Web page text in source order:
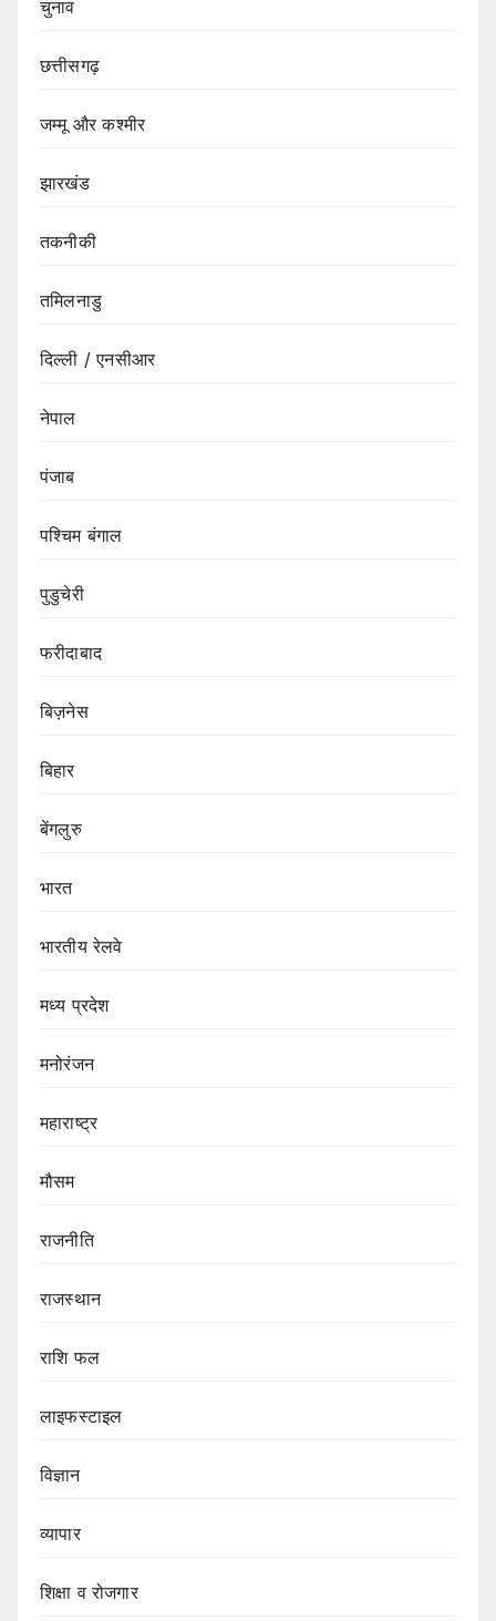
चुनाव
छत्तीसगढ़
जम्मू और कश्मीर
झारखंड
तकनीकी
तमिलनाडु
दिल्ली / एनसीआर
नेपाल
पंजाब
पश्चिम बंगाल
पुडुचेरी
फरीदाबाद
बिज़नेस
बिहार
बेंगलुरु
भारत
भारतीय रेलवे
मध्य प्रदेश
मनोरंजन
महाराष्ट्र
मौसम
राजनीति
राजस्थान
राशि फल
लाइफस्टाइल
विज्ञान
व्यापार
शिक्षा व रोजगार